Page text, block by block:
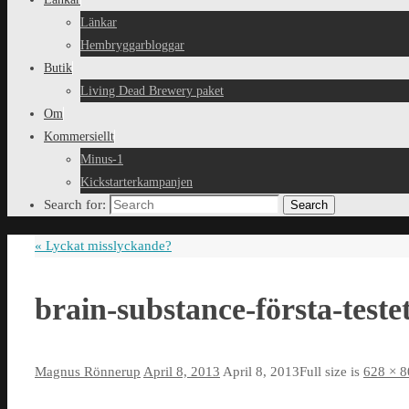
Länkar
Hembryggarbloggar
Butik
Living Dead Brewery paket
Om
Kommersiellt
Minus-1
Kickstarterkampanjen
Search for: Search
« Lyckat misslyckande?
brain-substance-första-
Magnus Rönnerup April 8, 2013 April 8, 2013Full size is 628 ×